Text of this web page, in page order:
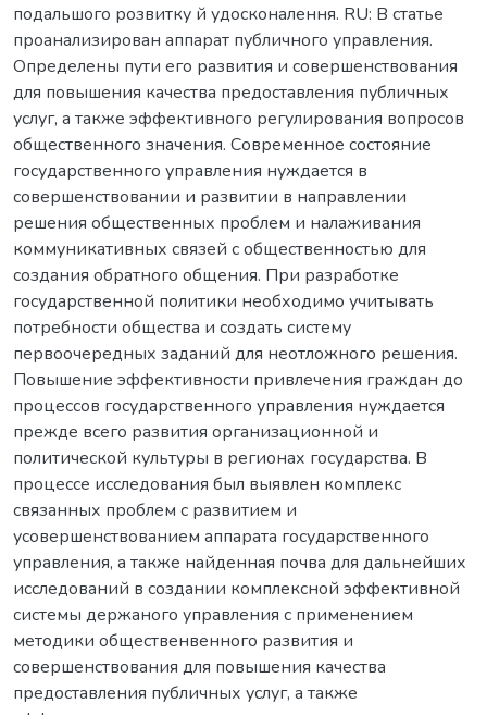
подальшого розвитку й удосконалення. RU: В статье
проанализирован аппарат публичного управления.
Определены пути его развития и совершенствования
для повышения качества предоставления публичных
услуг, а также эффективного регулирования вопросов
общественного значения. Современное состояние
государственного управления нуждается в
совершенствовании и развитии в направлении
решения общественных проблем и налаживания
коммуникативных связей с общественностью для
создания обратного общения. При разработке
государственной политики необходимо учитывать
потребности общества и создать систему
первоочередных заданий для неотложного решения.
Повышение эффективности привлечения граждан до
процессов государственного управления нуждается
прежде всего развития организационной и
политической культуры в регионах государства. В
процессе исследования был выявлен комплекс
связанных проблем с развитием и
усовершенствованием аппарата государственного
управления, а также найденная почва для дальнейших
исследований в создании комплексной эффективной
системы держаного управления с применением
методики общественвенного развития и
совершенствования для повышения качества
предоставления публичных услуг, а также